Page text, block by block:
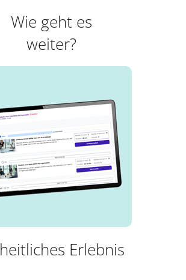
Wie geht es
weiter?
Erlebnis